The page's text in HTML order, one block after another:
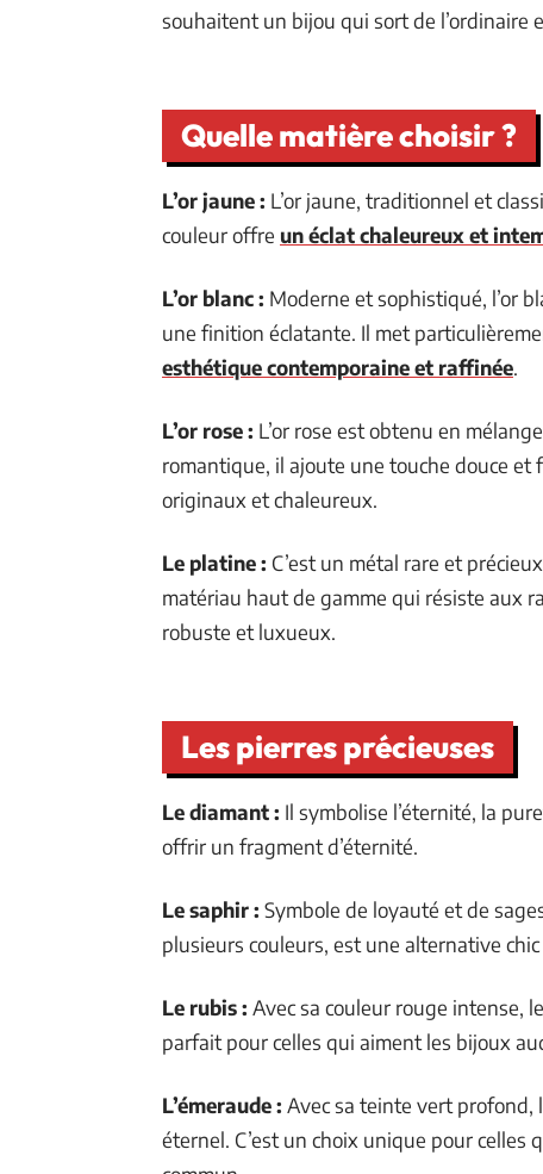
souhaitent un bijou qui sort de l’ordinaire
Quelle matière choisir ?
L’or jaune : L’or jaune, traditionnel et
couleur offre un éclat chaleureux et
L’or blanc : Moderne et sophistiqué, l’or
une finition éclatante. Il met
esthétique contemporaine et raffinée.
L’or rose : L’or rose est obtenu en
romantique, il ajoute une touche douce
originaux et chaleureux.
Le platine : C’est un métal rare et
matériau haut de gamme qui résiste aux
robuste et luxueux.
Les pierres précieuses
Le diamant : Il symbolise l’éternité, la
offrir un fragment d’éternité.
Le saphir : Symbole de loyauté et de
plusieurs couleurs, est une alternative
Le rubis : Avec sa couleur rouge intense,
parfait pour celles qui aiment les bijoux
L’émeraude : Avec sa teinte vert profond,
éternel. C’est un choix unique pour